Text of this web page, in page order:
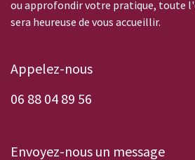
ou approfondir votre pratique, toute
sera heureuse de vous accueillir.
Appelez-nous
06 88 04 89 56
Envoyez-nous un message